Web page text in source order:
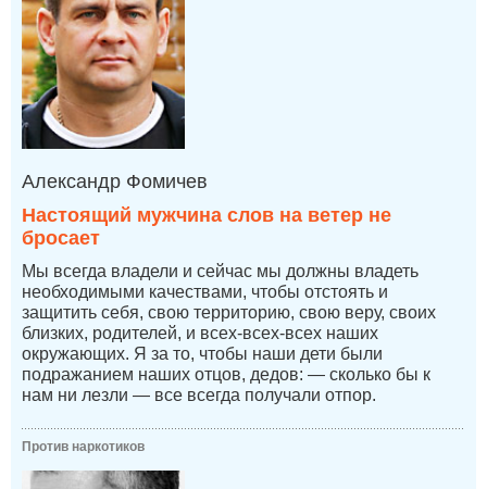
Александр Фомичев
Настоящий мужчина слов на ветер не
бросает
Мы всегда владели и сейчас мы должны владеть
необходимыми качествами, чтобы отстоять и
защитить себя, свою территорию, свою веру, своих
близких, родителей, и всех-всех-всех наших
окружающих. Я за то, чтобы наши дети были
подражанием наших отцов, дедов: — сколько бы к
нам ни лезли — все всегда получали отпор.
Против наркотиков